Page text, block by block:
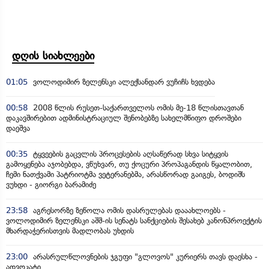
დღის სიახლეები
01:05 ვოლოდიმირ ზელენსკი ალექსანდარ ვუჩიჩს ხვდება
00:58
2008 წლის რუსეთ-საქართველოს ომის მე-18 წლისთავთან
დაკავშირებით ადმინისტრაციულ შენობებზე სახელმწიფო დროშები
დაეშვა
00:35 ტყვეების გაცვლის პროცესების აღსაწერად სხვა სიტყვის
გამოყენება აჯობებდა, ვწუხვარ, თუ ქოცური პროპაგანდის წყალობით,
ჩემი ნათქვამი პატრიოტმა ვეტერანებმა, არასწორად გაიგეს, ბოდიშს
ვუხდი - გიორგი ბარამიძე
23:58 აგრესორზე ზეწოლა ომის დასრულებას დააახლოებს -
ვოლოდიმირ ზელენსკი აშშ-ის სენატს სანქციების შესახებ კანონპროექტის
მხარდაჭერისთვის მადლობას უხდის
23:00 არასრულწლოვნების ჯგუფი "გლოვოს" კურიერს თავს დაესხა -
ადვოკატი